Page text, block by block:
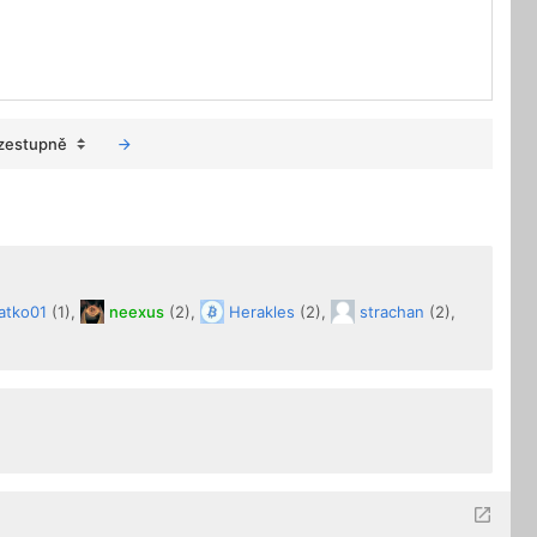
(1), neexus (2), Herakles (2), strachan (2),